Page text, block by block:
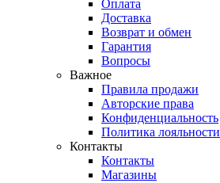
Оплата
Доставка
Возврат и обмен
Гарантия
Вопросы
Важное
Правила продажи
Авторские права
Конфиденциальность
Политика лояльности
Контакты
Контакты
Магазины